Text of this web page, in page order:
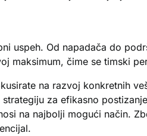
uspeh. Od napadača do
maksimum, čime se timski
na razvoj konkretnih
za efikasno
na najbolji mogući način.